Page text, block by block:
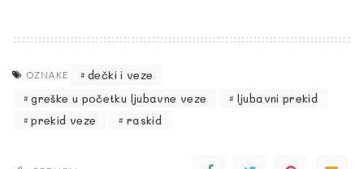
OZNAKE
dečki i veze
greške u početku ljubavne veze
ljubavni prekid
prekid veze
raskid